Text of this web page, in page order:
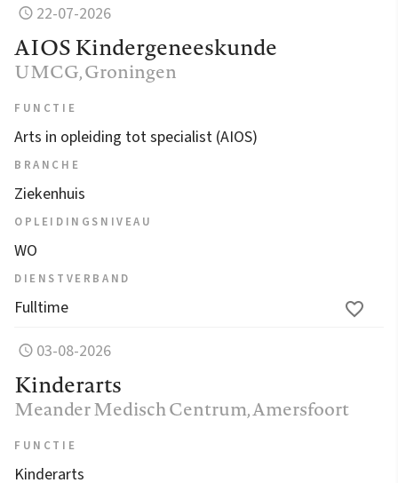
22-07-2026
AIOS Kindergeneeskunde
UMCG, Groningen
FUNCTIE
Arts in opleiding tot specialist (AIOS)
BRANCHE
Ziekenhuis
OPLEIDINGSNIVEAU
WO
DIENSTVERBAND
Fulltime
03-08-2026
Kinderarts
Meander Medisch Centrum, Amersfoort
FUNCTIE
Kinderarts